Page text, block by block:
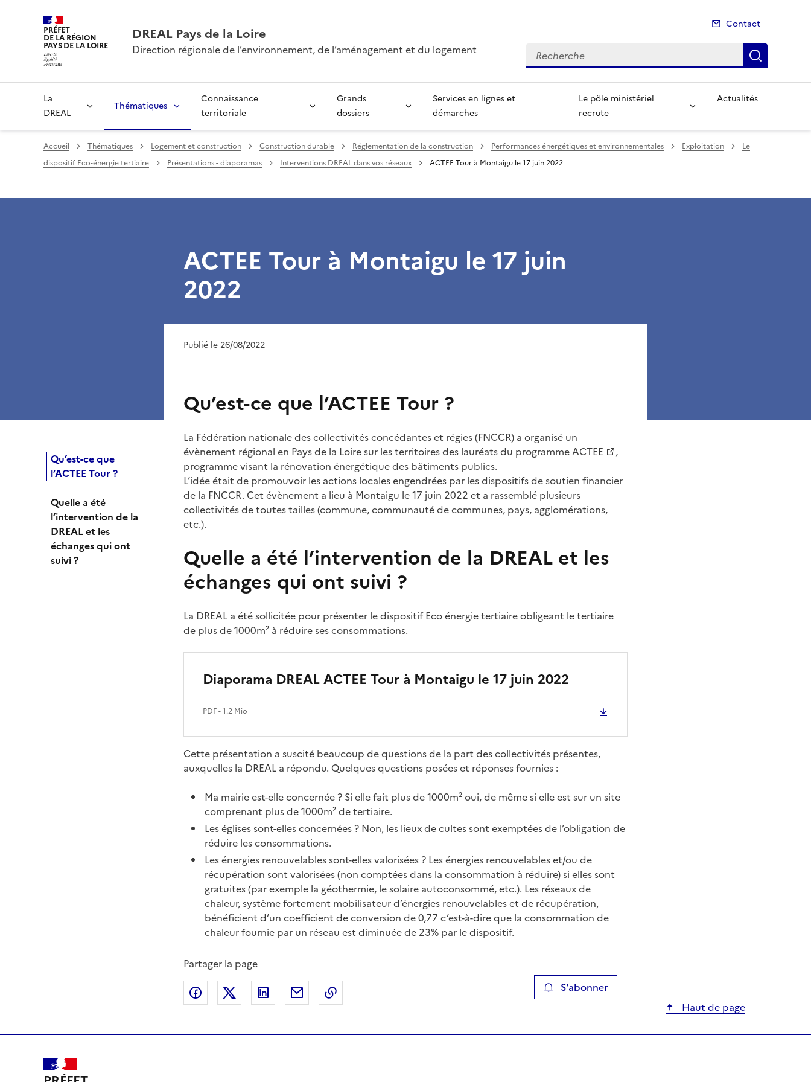
PRÉFET
DE LA RÉGION
PAYS DE LA LOIRE
DREAL Pays de la Loire
Direction régionale de l’environnement, de l’aménagement et du logement
Contact
Recherche
La
DREAL
Thématiques
Connaissance
territoriale
Grands
dossiers
Services en lignes et
démarches
Le pôle ministériel
recrute
Actualités
Accueil Thématiques Logement et construction Construction durable Réglementation de la construction Performances énergétiques et environnementales Exploitation
Le
dispositif Eco-énergie tertiaire
Présentations - diaporamas Interventions DREAL dans vos réseaux ACTEE Tour à Montaigu le 17 juin 2022
Qu’est-ce que
l’ACTEE Tour ?
Quelle a été
l’intervention de la
DREAL et les
échanges qui ont
suivi ?
ACTEE Tour à Montaigu le 17 juin
2022
Publié le 26/08/2022
Qu’est-ce que l’ACTEE Tour ?
La Fédération nationale des collectivités concédantes et régies (FNCCR) a organisé un
évènement régional en Pays de la Loire sur les territoires des lauréats du programmeACTEE
,
programme visant la rénovation énergétique des bâtiments publics.
L’idée était de promouvoir les actions locales engendrées par les dispositifs de soutien financier
de la FNCCR. Cet évènement a lieu à Montaigu le 17 juin 2022 et a rassemblé plusieurs
collectivités de toutes tailles (commune, communauté de communes, pays, agglomérations,
etc.).
Quelle a été l’intervention de la DREAL et les
échanges qui ont suivi ?
La DREAL a été sollicitée pour présenter le dispositif Eco énergie tertiaire obligeant le tertiaire
de plus de 1000m² à réduire ses consommations.
Diaporama DREAL ACTEE Tour à Montaigu le 17 juin 2022
PDF- 1.2 Mio
Cette présentation a suscité beaucoup de questions de la part des collectivités présentes,
auxquelles la DREAL a répondu. Quelques questions posées et réponses fournies :
Ma mairie est-elle concernée ? Si elle fait plus de 1000m² oui, de même si elle est sur un site
comprenant plus de 1000m² de tertiaire.
Les églises sont-elles concernées ? Non, les lieux de cultes sont exemptées de l’obligation de
réduire les consommations.
Les énergies renouvelables sont-elles valorisées ? Les énergies renouvelables et/ou de
récupération sont valorisées (non comptées dans la consommation à réduire) si elles sont
gratuites (par exemple la géothermie, le solaire autoconsommé, etc.). Les réseaux de
chaleur, système fortement mobilisateur d’énergies renouvelables et de récupération,
bénéficient d’un coefficient de conversion de 0,77 c’est-à-dire que la consommation de
chaleur fournie par un réseau est diminuée de 23% par le dispositif.
Partager la page
Partager sur Facebook
Partager sur XPartager sur LinkedIn
Partager par emailCopier le lien de la page dans le presse-papier S'abonner
Haut de page